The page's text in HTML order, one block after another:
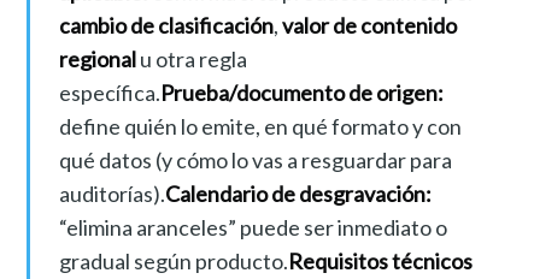
cambio de clasificación,valor de contenido
regionalu otra regla
específica.Prueba/documento de origen:
define quién lo emite, en qué formato y con
qué datos (y cómo lo vas a resguardar para
auditorías).Calendario de desgravación:
“elimina aranceles” puede ser inmediato o
gradual según producto.Requisitos técnicos